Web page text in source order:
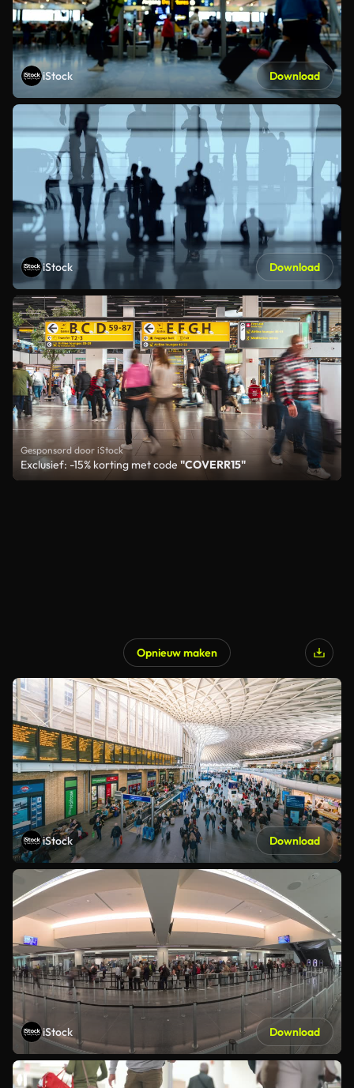
iStock Download
iStock Download
Gesponsord door iStock
Exclusief: -15% korting met code "COVERR15"
Opnieuw maken
iStock Download
iStock Download